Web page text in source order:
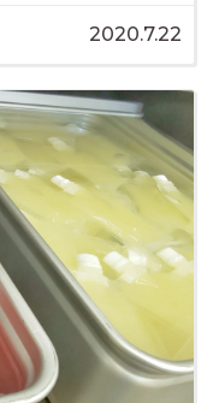
2020.7.22